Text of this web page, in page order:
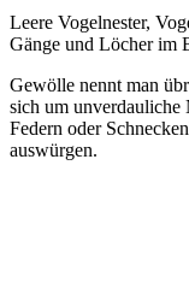
Leere Vogelnester,
Gänge und Löcher im
Gewölle nennt man
sich um unverdauliche
Federn oder
auswürgen.